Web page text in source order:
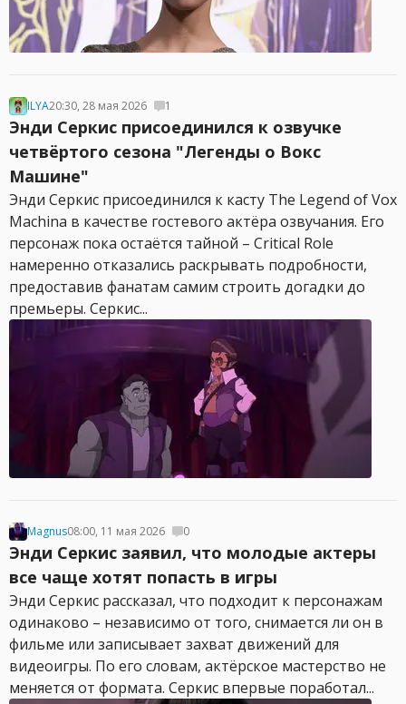
ILYA20:30, 28 мая 2026 1
Энди Серкис присоединился к озвучке
четвёртого сезона "Легенды о Вокс
Машине"
Энди Серкис присоединился к касту The Legend of Vox
Machina в качестве гостевого актёра озвучания. Его
персонаж пока остаётся тайной – Critical Role
намеренно отказались раскрывать подробности,
предоставив фанатам самим строить догадки до
премьеры. Серкис...
Magnus08:00, 11 мая 2026 0
Энди Серкис заявил, что молодые актеры
все чаще хотят попасть в игры
Энди Серкис рассказал, что подходит к персонажам
одинаково – независимо от того, снимается ли он в
фильме или записывает захват движений для
видеоигры. По его словам, актёрское мастерство не
меняется от формата. Серкис впервые поработал...